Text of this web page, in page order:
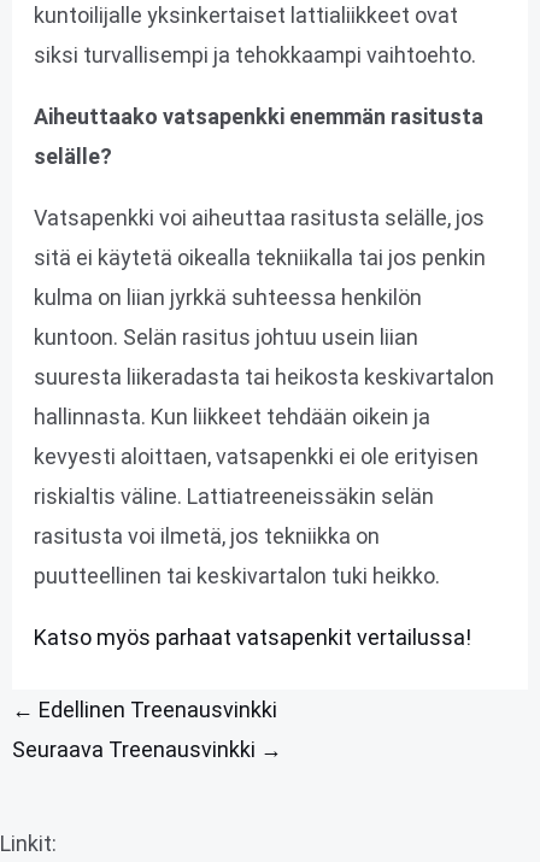
kuntoilijalle yksinkertaiset lattialiikkeet ovat
siksi turvallisempi ja tehokkaampi vaihtoehto.
Aiheuttaako vatsapenkki enemmän rasitusta
selälle?
Vatsapenkki voi aiheuttaa rasitusta selälle, jos
sitä ei käytetä oikealla tekniikalla tai jos penkin
kulma on liian jyrkkä suhteessa henkilön
kuntoon. Selän rasitus johtuu usein liian
suuresta liikeradasta tai heikosta keskivartalon
hallinnasta. Kun liikkeet tehdään oikein ja
kevyesti aloittaen, vatsapenkki ei ole erityisen
riskialtis väline. Lattiatreeneissäkin selän
rasitusta voi ilmetä, jos tekniikka on
puutteellinen tai keskivartalon tuki heikko.
Katso myös parhaat vatsapenkit vertailussa!
← Edellinen Treenausvinkki
Seuraava Treenausvinkki →
Linkit: